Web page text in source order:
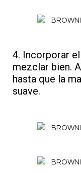
4. Incorporar
mezclar bien.
hasta que la
suave.